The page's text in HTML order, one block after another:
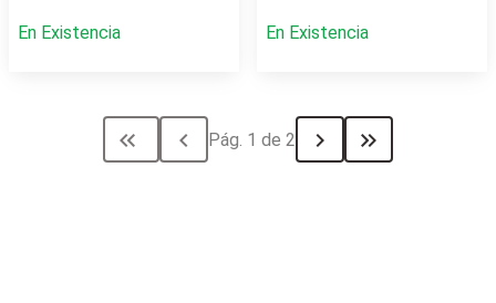
En Existencia En Existencia
keyboard_double_arrow_left chevron_left Pág. 1 de 2 chevron_right keyboard_double_arrow_right